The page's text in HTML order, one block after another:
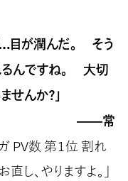
…目が潤んだ。 そう
るんですね。 大切
んか？」
PV数 第１位 割れ
し、やりますよ。」